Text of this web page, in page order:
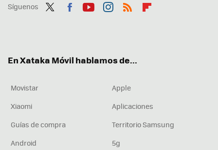
Síguenos
En Xataka Móvil hablamos de...
Movistar
Apple
Xiaomi
Aplicaciones
Guías de compra
Territorio Samsung
Android
5g